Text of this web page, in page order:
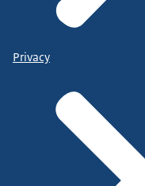
Privacy